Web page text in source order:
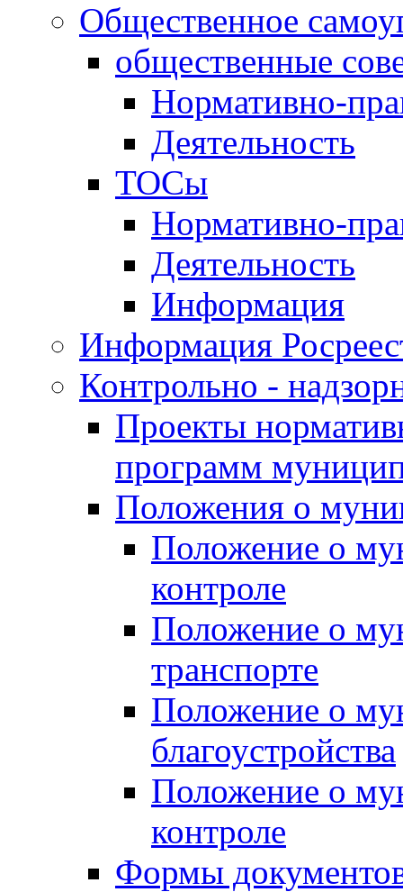
Общественное
общественные
Нормативно-
Деятельность
ТОСы
Нормативно-
Деятельность
Информация
Информация
Контрольно -
Проекты
программ
Положения о
Положение о
контроле
Положение о
транспорте
Положение о
благоустройства
Положение о
контроле
Формы